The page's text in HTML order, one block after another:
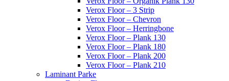
Verox Floor – 3 Strip
Verox Floor – Chevron
Verox Floor – Herringbone
Verox Floor – Plank 130
Verox Floor – Plank 180
Verox Floor – Plank 200
Verox Floor – Plank 210
Laminant Parke